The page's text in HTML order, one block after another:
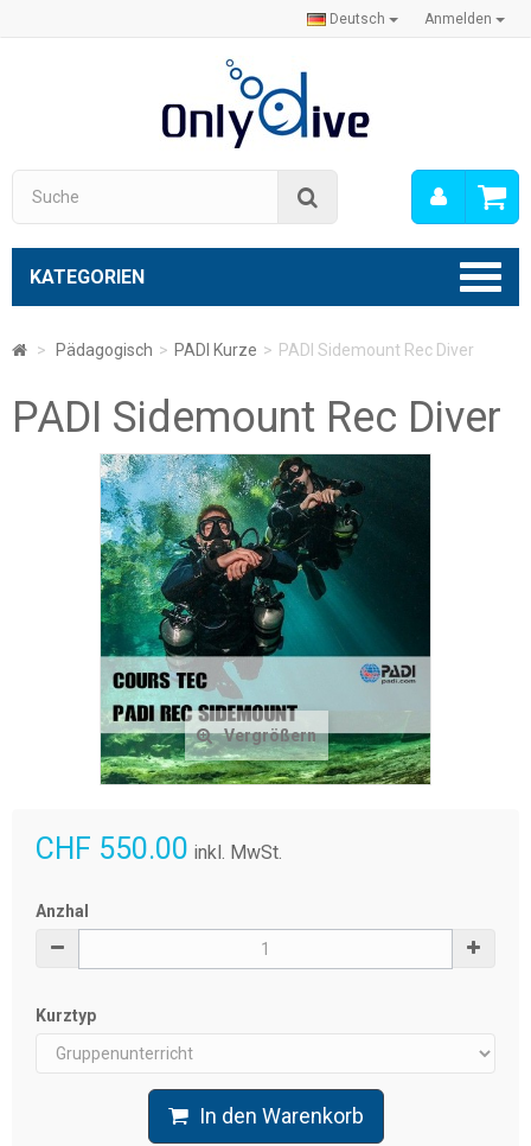
Anmelden
Deutsch
Mein
Konto
KATEGORIEN
> Pädagogisch > PADI Kurze > PADI Sidemount Rec Diver
PADI Sidemount Rec Diver
Vergrößern
CHF 550.00 inkl. MwSt.
Anzhal
Kurztyp
In den Warenkorb